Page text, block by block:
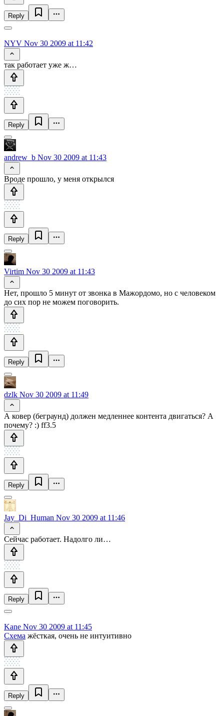
Reply
NYV Nov 30 2009 at 11:42
так работает уже ж…
Reply
andrew_b Nov 30 2009 at 11:43
Вроде прошло, у меня открылся
Reply
Virtim Nov 30 2009 at 11:43
Нет, прошло 5 минут от звонка в Мажордомо, но с человеком
до сих пор не можем поговорить.
Reply
dzlk Nov 30 2009 at 11:49
А ковер (беграунд) должен медленнее контента двигаться? А
почему? :) ff3.5
Reply
Jay_Di_Human Nov 30 2009 at 11:46
Сейчас работает. Надолго ли…
Reply
Kane Nov 30 2009 at 11:45
Схема жёсткая, очень не интуитивно
Reply